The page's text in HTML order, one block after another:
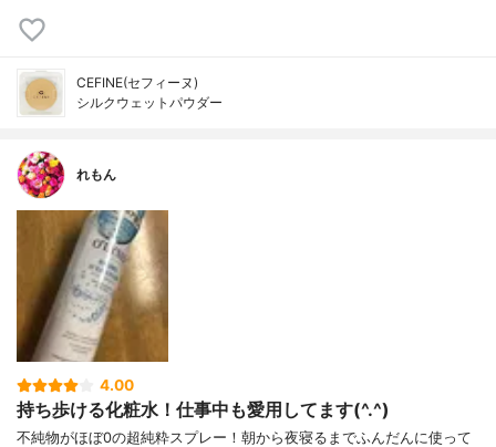
CEFINE(セフィーヌ)
シルクウェットパウダー
れもん
4.00
持ち歩ける化粧水！仕事中も愛用してます(^.^)
不純物がほぼ0の超純粋スプレー！朝から夜寝るまでふんだんに使って